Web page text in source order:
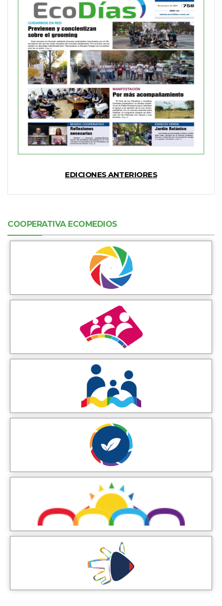
EDICIONES ANTERIORES
COOPERATIVA ECOMEDIOS